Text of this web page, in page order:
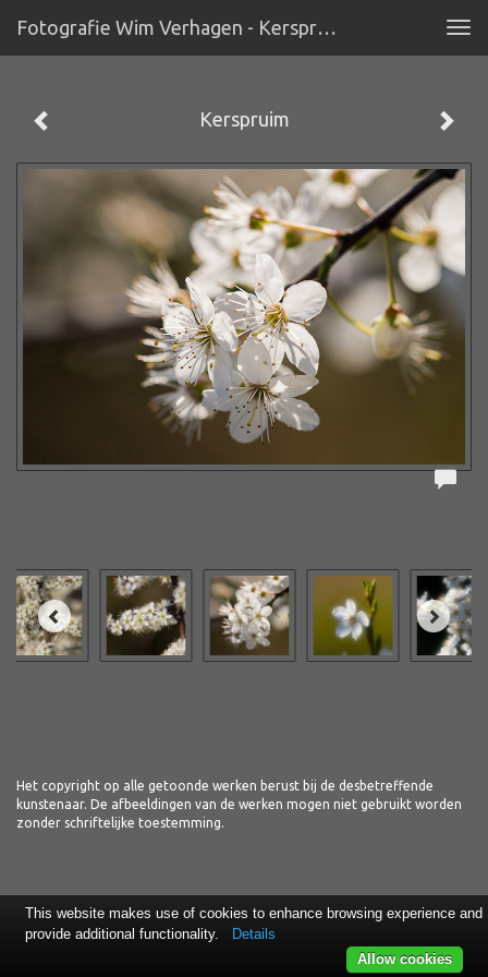
Fotografie Wim Verhagen - Kerspruim
Kerspruim
Het copyright op alle getoonde werken berust bij de desbetreffende
kunstenaar. De afbeeldingen van de werken mogen niet gebruikt worden
zonder schriftelijke toestemming.
This website makes use of cookies to enhance browsing experience and
provide additional functionality.
Details
Allow cookies